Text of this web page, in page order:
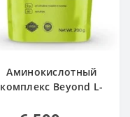
Аминокислотный
комплекс Beyond L-